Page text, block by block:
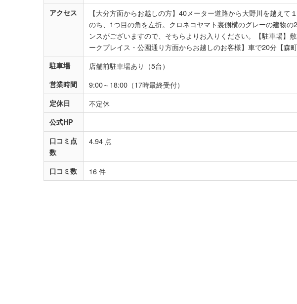
アクセス
【大分方面からお越しの方】40メーター道路から大野川を越えて
のち、1つ目の角を左折。クロネコヤマト裏側横のグレーの建物
ンスがございますので、そちらよりお入りください。【駐車場】
ークプレイス・公園通り方面からお越しのお客様】車で20分【森
駐車場 店舗前駐車場あり（5台）
営業時間 9:00～18:00（17時最終受付）
定休日 不定休
公式HP
口コミ点
数
4.94 点
口コミ数 16 件